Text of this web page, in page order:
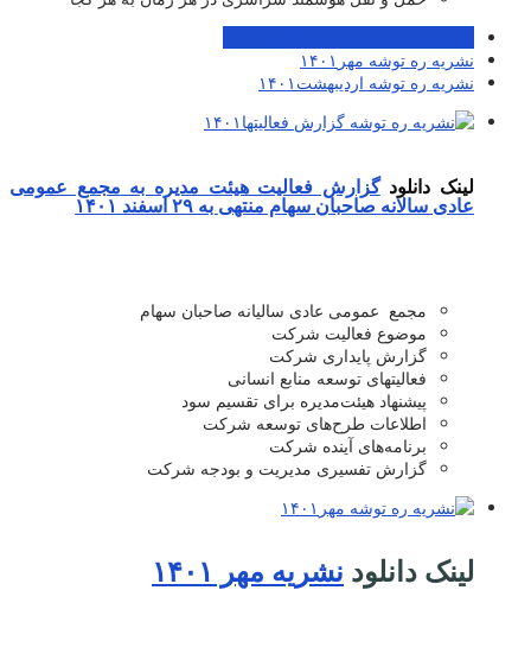
نشریه ره توشه مهر۱۴۰۱
نشریه ره توشه اردیبهشت۱۴۰۱
لینک دانلودگزارش فعالیت هیئت مدیره به مجمع عمومی
عادی سالانه صاحبان سهام منتهی به ۲۹ اسفند ۱۴۰۱
مجمع عمومی عادی سالیانه صاحبان سهام
موضوع فعالیت شرکت
گزارش پایداری شرکت
فعالیتهای توسعه منابع انسانی
پیشنهاد هیئت‌مدیره برای تقسیم سود
اطلاعات طرح‌های توسعه شرکت
برنامه‌های آینده شرکت
گزارش تفسیری مدیریت و بودجه شرکت
لینک دانلود نشریه مهر ۱۴۰۱